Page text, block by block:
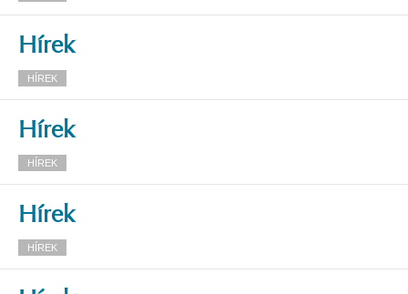
Hírek
HÍREK
Hírek
HÍREK
Hírek
HÍREK